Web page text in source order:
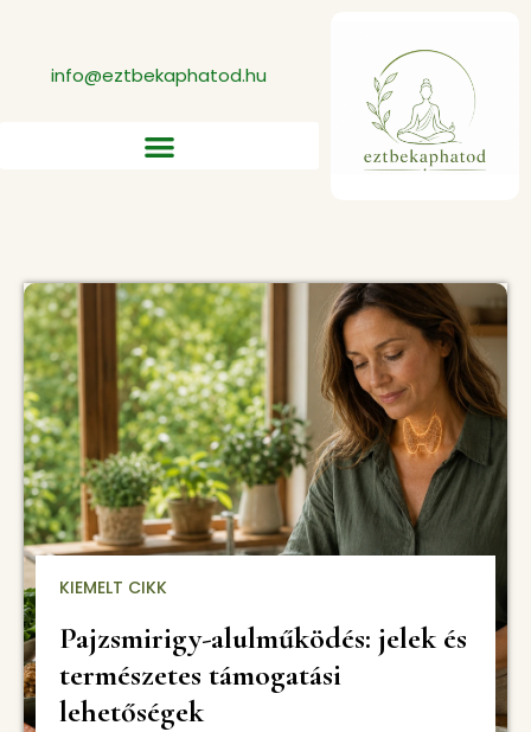
info@eztbekaphatod.hu
KIEMELT CIKK
Pajzsmirigy-alulműködés: jelek és
természetes támogatási
lehetőségek